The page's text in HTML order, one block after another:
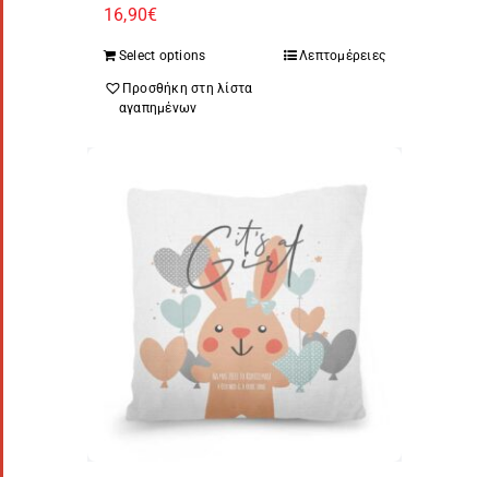
16,90€
Select options Λεπτομέρειες
Προσθήκη στη λίστα
αγαπημένων